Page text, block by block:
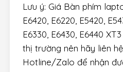
Lưu ý: Giá Bàn phím
E6420, E6220, E5420,
E6330, E6430, E6440
thị trường nên hãy liên
Hotline/Zalo để nhận